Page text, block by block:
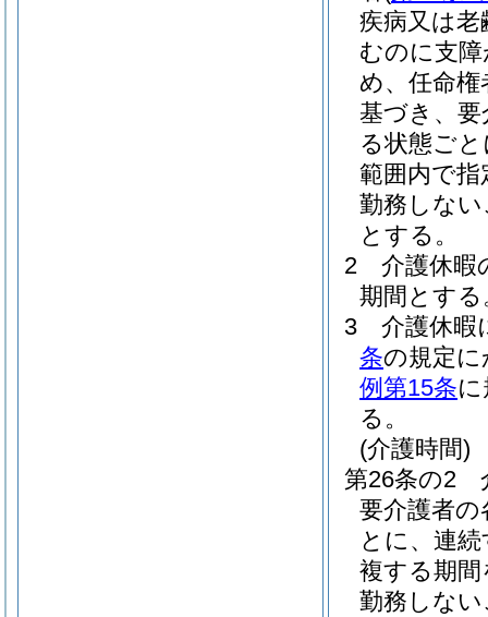
疾病又は
むのに支
め、任命
基づき、
る状態ご
範囲内で
勤務しな
とする。
2
介護休暇
期間とする
3
介護休暇
条の規定
例第15条
る。
(介護時間)
第26条の2
要介護者
とに、連
複する期
勤務しな